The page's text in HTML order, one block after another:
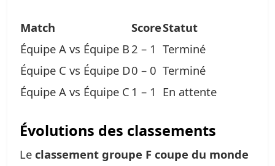
Match ScoreStatut
Équipe A vs Équipe B2 – 1 Terminé
Équipe C vs Équipe D0 – 0 Terminé
Équipe A vs Équipe C 1 – 1 En attente
Évolutions des classements
Le classement groupe F coupe du monde